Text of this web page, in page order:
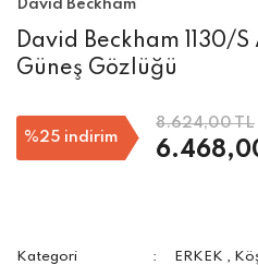
David Beckham
David Beckham 1130/S
Güneş Gözlüğü
%25 indirim
8.624,00 TL
Kategori ERKEK ,